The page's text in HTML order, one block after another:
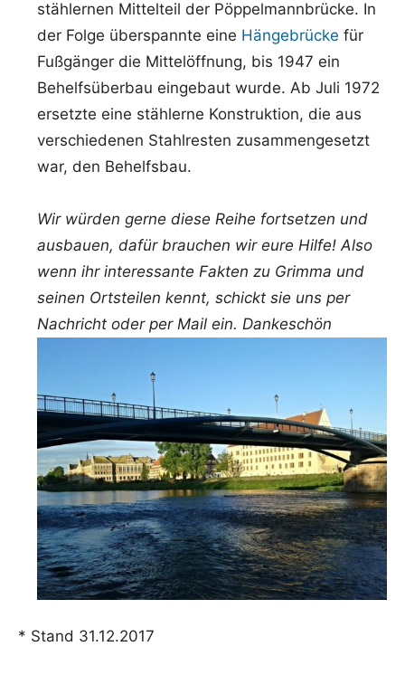
stählernen Mittelteil der Pöppelmannbrücke. In
der Folge überspannte eine Hängebrücke für
Fußgänger die Mittelöffnung, bis 1947 ein
Behelfsüberbau eingebaut wurde. Ab Juli 1972
ersetzte eine stählerne Konstruktion, die aus
verschiedenen Stahlresten zusammengesetzt
war, den Behelfsbau.
Wir würden gerne diese Reihe fortsetzen und
ausbauen, dafür brauchen wir eure Hilfe! Also
wenn ihr interessante Fakten zu Grimma und
seinen Ortsteilen kennt, schickt sie uns per
Nachricht oder per Mail ein. Dankeschön
* Stand 31.12.2017